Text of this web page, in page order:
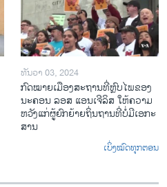
ທັນວາ 03, 2024
ກົດ​ໝາຍ​ເມືອງ​ສະ​ຖານ​ທີ່ຫຼົບ​ໄພ​ຂອງ​
ນະ​ຄອນ ລອ​ສ ແອນ​ເຈີ​ລິ​ສ ໃຫ້​ຄວາມ​
ຫວັງ​ແກ່​ຜູ້​ຍົກ​ຍ້າຍ​ຖິ່ນ​ຖານ​ທີ່ບໍ່​ມີ​ເອ​ກະ​
ສານ
ເບິ່ງໝົດທຸກຕອນ